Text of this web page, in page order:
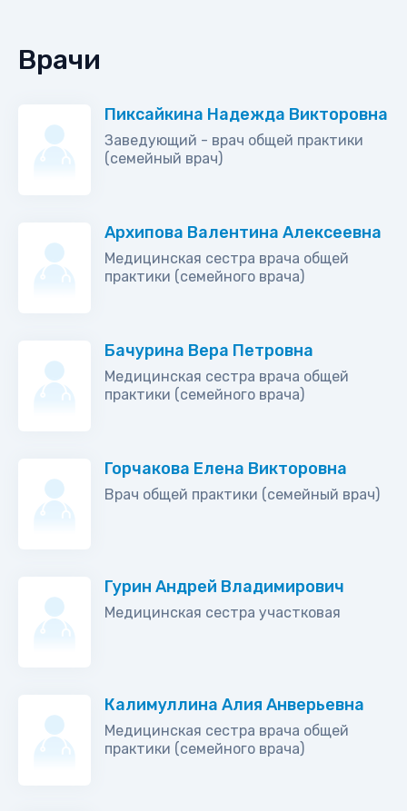
Врачи
Пиксайкина Надежда Викторовна
Заведующий - врач общей практики
(семейный врач)
Архипова Валентина Алексеевна
Медицинская сестра врача общей
практики (семейного врача)
Бачурина Вера Петровна
Медицинская сестра врача общей
практики (семейного врача)
Горчакова Елена Викторовна
Врач общей практики (семейный врач)
Гурин Андрей Владимирович
Медицинская сестра участковая
Калимуллина Алия Анверьевна
Медицинская сестра врача общей
практики (семейного врача)